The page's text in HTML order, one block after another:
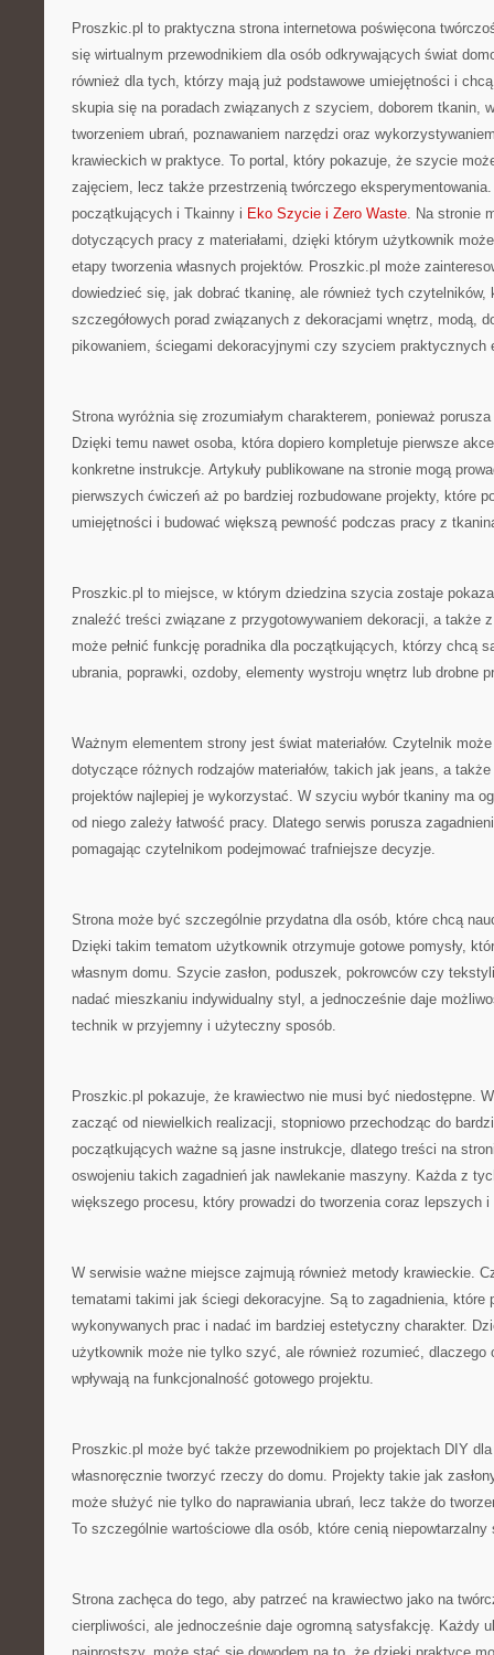
Proszkic.pl to praktyczna strona internetowa poświęcona
się wirtualnym przewodnikiem dla osób odkrywających świat
również dla tych, którzy mają już podstawowe umiejętności i
skupia się na poradach związanych z szyciem, doborem tkanin,
tworzeniem ubrań, poznawaniem narzędzi oraz
krawieckich w praktyce. To portal, który pokazuje, że szycie
zajęciem, lecz także przestrzenią twórczego
początkujących i Tkainny i Eko Szycie i Zero Waste. Na stronie
dotyczących pracy z materiałami, dzięki którym użytkownik
etapy tworzenia własnych projektów. Proszkic.pl może
dowiedzieć się, jak dobrać tkaninę, ale również tych czytelników,
szczegółowych porad związanych z dekoracjami wnętrz, modą,
pikowaniem, ściegami dekoracyjnymi czy szyciem praktycznych
Strona wyróżnia się zrozumiałym charakterem, ponieważ
Dzięki temu nawet osoba, która dopiero kompletuje pierwsze
konkretne instrukcje. Artykuły publikowane na stronie mogą
pierwszych ćwiczeń aż po bardziej rozbudowane projekty, które
umiejętności i budować większą pewność podczas pracy z
Proszkic.pl to miejsce, w którym dziedzina szycia zostaje
znaleźć treści związane z przygotowywaniem dekoracji, a także z
może pełnić funkcję poradnika dla początkujących, którzy chcą
ubrania, poprawki, ozdoby, elementy wystroju wnętrz lub drobne
Ważnym elementem strony jest świat materiałów. Czytelnik
dotyczące różnych rodzajów materiałów, takich jak jeans, a
projektów najlepiej je wykorzystać. W szyciu wybór tkaniny ma
od niego zależy łatwość pracy. Dlatego serwis porusza
pomagając czytelnikom podejmować trafniejsze decyzje.
Strona może być szczególnie przydatna dla osób, które chcą
Dzięki takim tematom użytkownik otrzymuje gotowe pomysły,
własnym domu. Szycie zasłon, poduszek, pokrowców czy
nadać mieszkaniu indywidualny styl, a jednocześnie daje
technik w przyjemny i użyteczny sposób.
Proszkic.pl pokazuje, że krawiectwo nie musi być niedostępne.
zacząć od niewielkich realizacji, stopniowo przechodząc do
początkujących ważne są jasne instrukcje, dlatego treści na
oswojeniu takich zagadnień jak nawlekanie maszyny. Każda z
większego procesu, który prowadzi do tworzenia coraz lepszych i
W serwisie ważne miejsce zajmują również metody krawieckie.
tematami takimi jak ściegi dekoracyjne. Są to zagadnienia, które
wykonywanych prac i nadać im bardziej estetyczny charakter.
użytkownik może nie tylko szyć, ale również rozumieć, dlaczego
wpływają na funkcjonalność gotowego projektu.
Proszkic.pl może być także przewodnikiem po projektach DIY
własnoręcznie tworzyć rzeczy do domu. Projekty takie jak
może służyć nie tylko do naprawiania ubrań, lecz także do
To szczególnie wartościowe dla osób, które cenią niepowtarzalny
Strona zachęca do tego, aby patrzeć na krawiectwo jako na
cierpliwości, ale jednocześnie daje ogromną satysfakcję. Każdy